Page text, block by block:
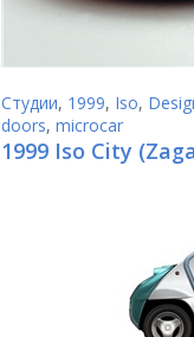
Студии, 1999, Iso,
doors, microcar
1999 Iso City